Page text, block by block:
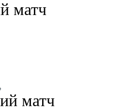
матч
матч